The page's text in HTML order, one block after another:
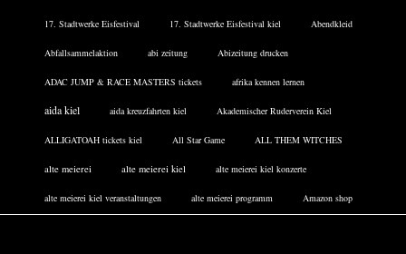
17. Stadtwerke Eisfestival 17. Stadtwerke Eisfestival kiel Abendkleid
Abfallsammelaktion abi zeitung Abizeitung drucken
ADAC JUMP & RACE MASTERS tickets afrika kennen lernen
aida kiel aida kreuzfahrten kiel Akademischer Ruderverein Kiel
ALLIGATOAH tickets kiel All Star Game ALL THEM WITCHES
alte meierei alte meierei kiel alte meierei kiel konzerte
alte meierei kiel veranstaltungen alte meierei programm Amazon shop